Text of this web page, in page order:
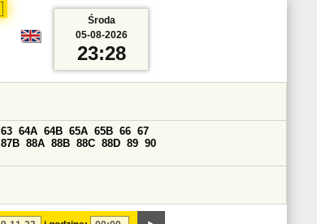
63 64A 64B 65A 65B 66 67
87B 88A 88B 88C 88D 89 90
Środa
05-08-2026
23:28